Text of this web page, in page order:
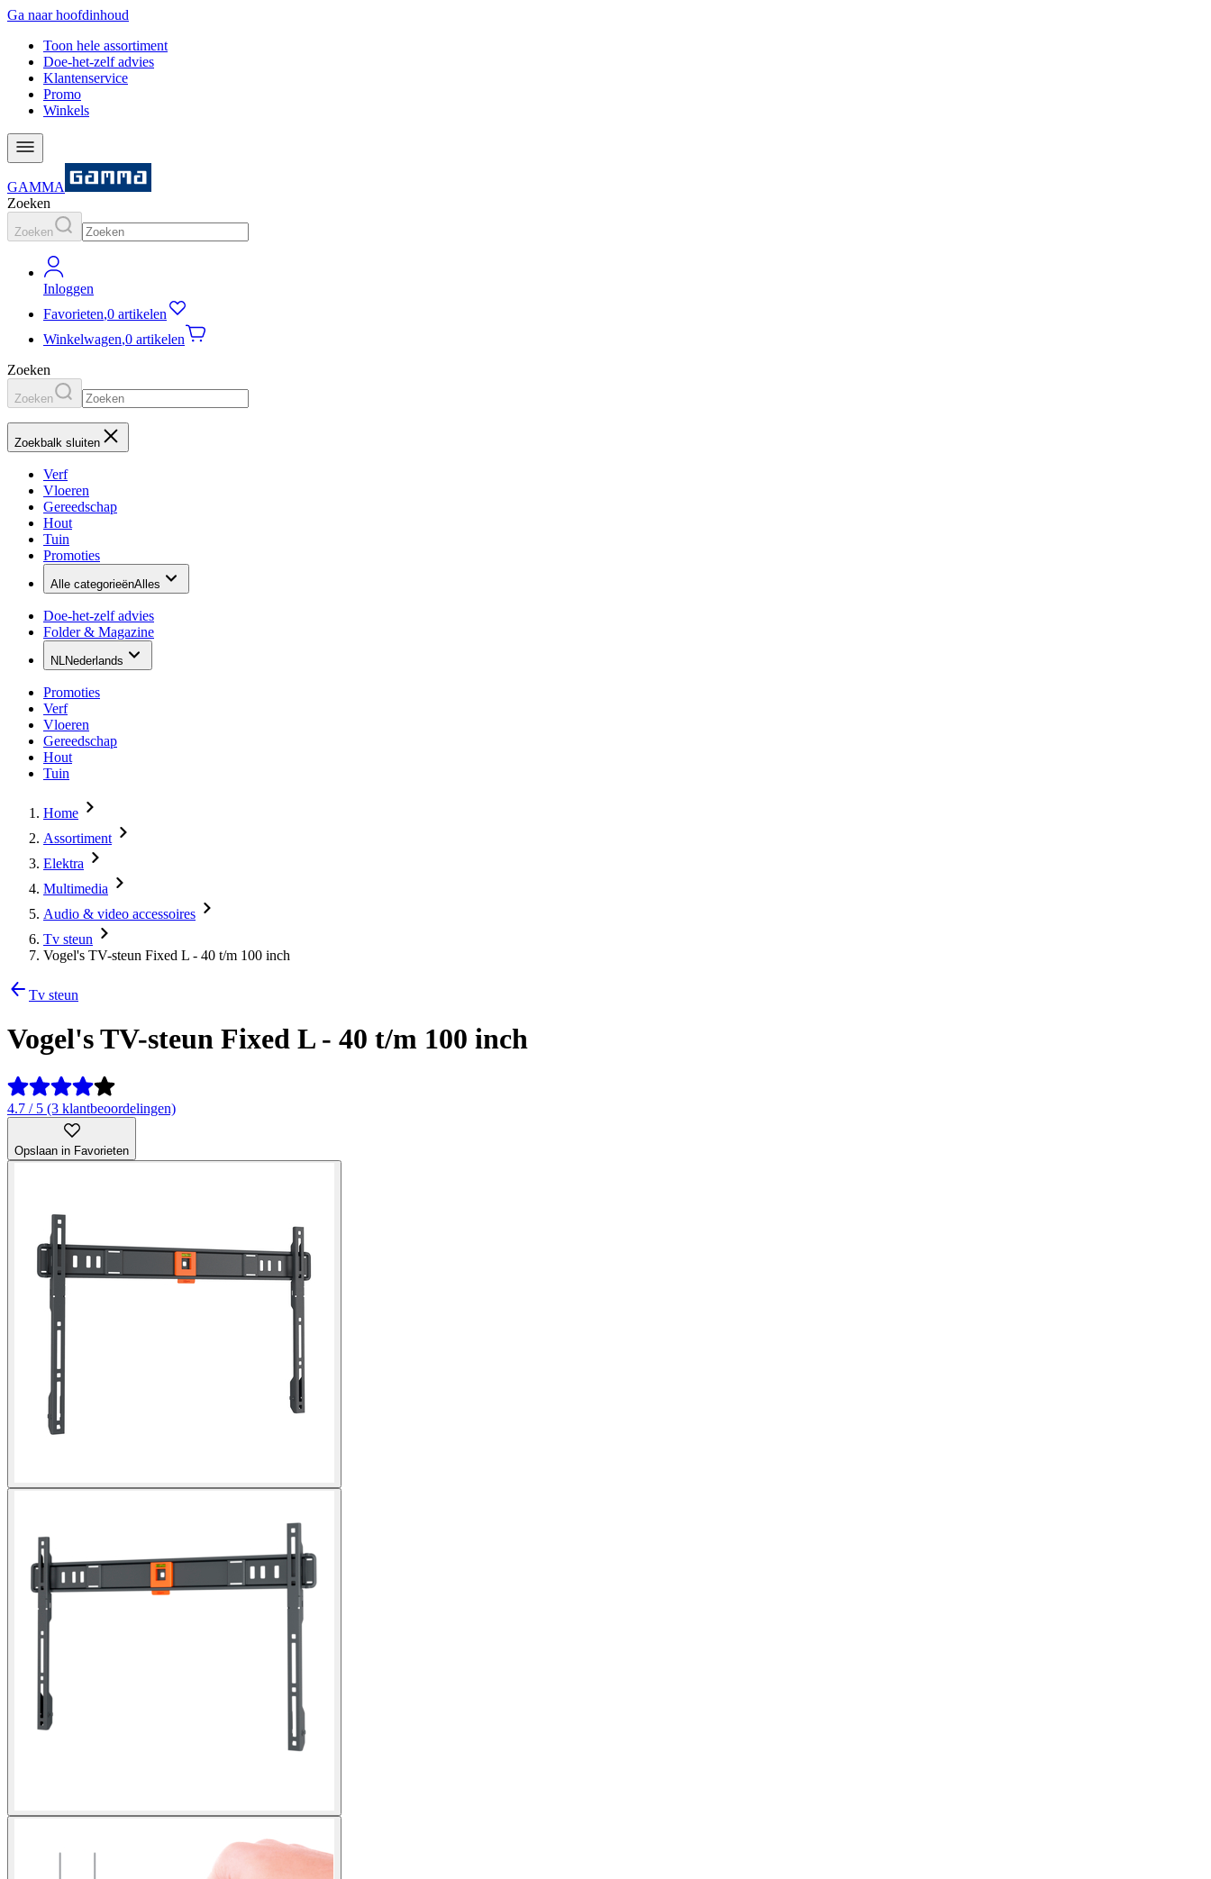
Ga naar hoofdinhoud
Toon hele assortiment
Doe-het-zelf advies
Klantenservice
Promo
Winkels
GAMMA
Zoeken
Zoeken
Inloggen
Favorieten,0 artikelen
Winkelwagen,0 artikelen
Zoeken
Zoeken
Zoekbalk sluiten
Verf
Vloeren
Gereedschap
Hout
Tuin
Promoties
Alle categorieënAlles
Doe-het-zelf advies
Folder & Magazine
NLNederlands
Promoties
Verf
Vloeren
Gereedschap
Hout
Tuin
Home
Assortiment
Elektra
Multimedia
Audio & video accessoires
Tv steun
Vogel's TV-steun Fixed L - 40 t/m 100 inch
Tv steun
Vogel's TV-steun Fixed L - 40 t/m 100 inch
4.7 / 5 (3 klantbeoordelingen)
Opslaan in Favorieten